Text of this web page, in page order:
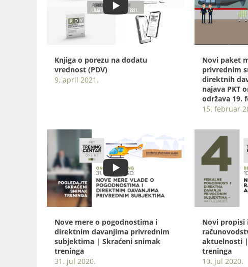
Knjiga o porezu na dodatu
vrednost (PDV)
9. april 2021.
Novi paket
privrednim
direktnih
najava PKT
održava 19.
15. februar
Nove mere o pogodnostima i
direktnim davanjima privrednim
subjektima | Skraćeni snimak
treninga
31. jul 2020.
Novi propisi
aktuelnosti
treninga
10. jul 2020.